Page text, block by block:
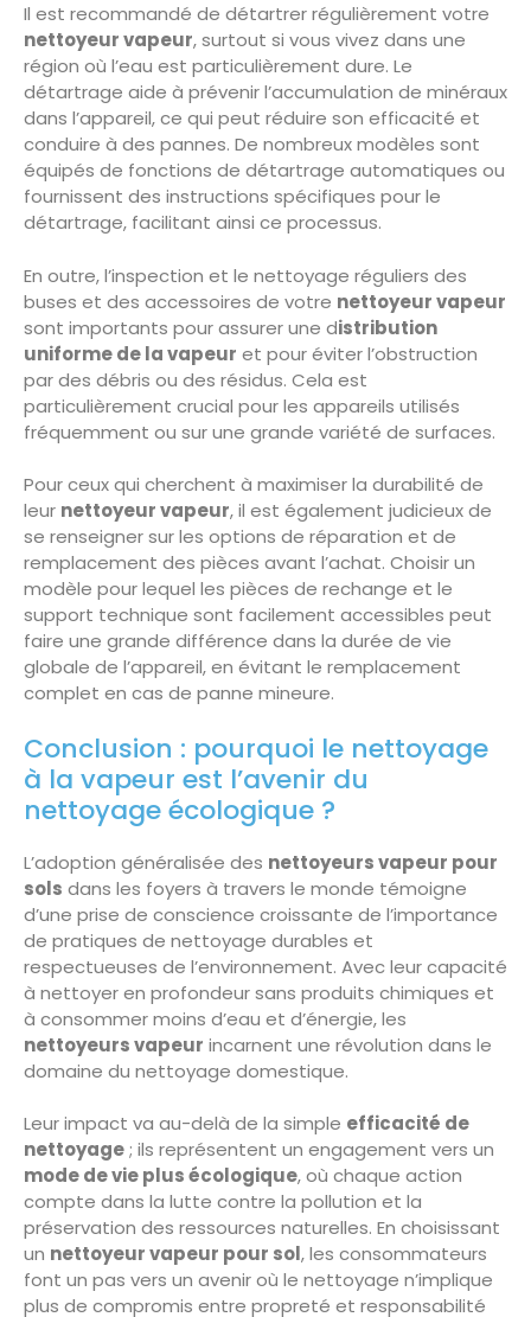
Il est recommandé de détartrer régulièrement votre
nettoyeur vapeur, surtout si vous vivez dans une
région où l’eau est particulièrement dure. Le
détartrage aide à prévenir l’accumulation de minéraux
dans l’appareil, ce qui peut réduire son efficacité et
conduire à des pannes. De nombreux modèles sont
équipés de fonctions de détartrage automatiques ou
fournissent des instructions spécifiques pour le
détartrage, facilitant ainsi ce processus.
En outre, l’inspection et le nettoyage réguliers des
buses et des accessoires de votre nettoyeur vapeur
sont importants pour assurer une distribution
uniforme de la vapeur et pour éviter l’obstruction
par des débris ou des résidus. Cela est
particulièrement crucial pour les appareils utilisés
fréquemment ou sur une grande variété de surfaces.
Pour ceux qui cherchent à maximiser la durabilité de
leur nettoyeur vapeur, il est également judicieux de
se renseigner sur les options de réparation et de
remplacement des pièces avant l’achat. Choisir un
modèle pour lequel les pièces de rechange et le
support technique sont facilement accessibles peut
faire une grande différence dans la durée de vie
globale de l’appareil, en évitant le remplacement
complet en cas de panne mineure.
Conclusion : pourquoi le nettoyage
à la vapeur est l’avenir du
nettoyage écologique ?
L’adoption généralisée des nettoyeurs vapeur pour
sols dans les foyers à travers le monde témoigne
d’une prise de conscience croissante de l’importance
de pratiques de nettoyage durables et
respectueuses de l’environnement. Avec leur capacité
à nettoyer en profondeur sans produits chimiques et
à consommer moins d’eau et d’énergie, les
nettoyeurs vapeur incarnent une révolution dans le
domaine du nettoyage domestique.
Leur impact va au-delà de la simple efficacité de
nettoyage; ils représentent un engagement vers un
mode de vie plus écologique, où chaque action
compte dans la lutte contre la pollution et la
préservation des ressources naturelles. En choisissant
un nettoyeur vapeur pour sol, les consommateurs
font un pas vers un avenir où le nettoyage n’implique
plus de compromis entre propreté et responsabilité